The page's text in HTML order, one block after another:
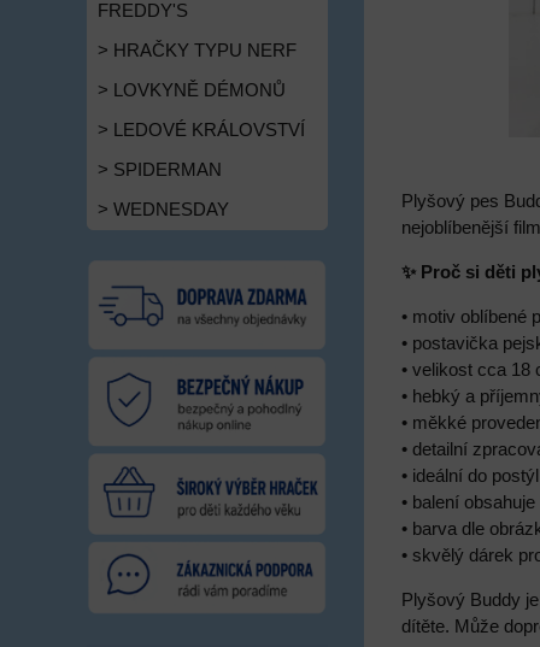
Plyšový pes
nejoblíbenější
✨ Proč si děti
• motiv oblíbené
• postavička
• velikost cca 18
• hebký a
• měkké
• detailní
• ideální do
• balení
• barva dle
• skvělý dárek
Plyšový Buddy
dítěte. Může
FREDDY'S
> HRAČKY TYPU NERF
> LOVKYNĚ DÉMONŮ
> LEDOVÉ KRÁLOVSTVÍ
> SPIDERMAN
> WEDNESDAY